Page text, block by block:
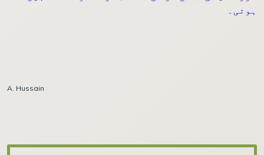
ہوتی۔
A. Hussain